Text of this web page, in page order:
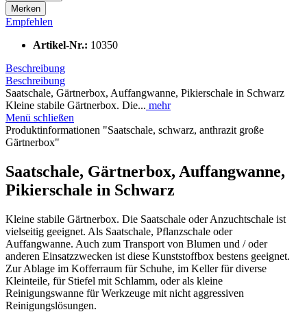
Merken
Empfehlen
Artikel-Nr.: 10350
Beschreibung
Beschreibung
Saatschale, Gärtnerbox, Auffangwanne, Pikierschale in Schwarz
Kleine stabile Gärtnerbox. Die... mehr
Menü schließen
Produktinformationen "Saatschale, schwarz, anthrazit große
Gärtnerbox"
Saatschale, Gärtnerbox, Auffangwanne,
Pikierschale in Schwarz
Kleine stabile Gärtnerbox. Die Saatschale oder Anzuchtschale ist
vielseitig geeignet. Als Saatschale, Pflanzschale oder
Auffangwanne. Auch zum Transport von Blumen und / oder
anderen Einsatzzwecken ist diese Kunststoffbox bestens geeignet.
Zur Ablage im Kofferraum für Schuhe, im Keller für diverse
Kleinteile, für Stiefel mit Schlamm, oder als kleine
Reinigungswanne für Werkzeuge mit nicht aggressiven
Reinigungslösungen.